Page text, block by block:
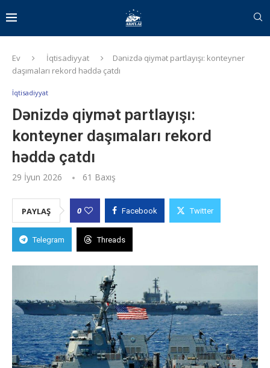
Ev İqtisadiyyat
Dənizdə qiymət partlayışı: konteyner
daşımaları rekord həddə çatdı
İqtisadiyyat
Dənizdə qiymət partlayışı:
konteyner daşımaları rekord
həddə çatdı
29 İyun 2026 61 Baxış
PAYLAŞ 0 Facebook Twitter
Telegram Threads